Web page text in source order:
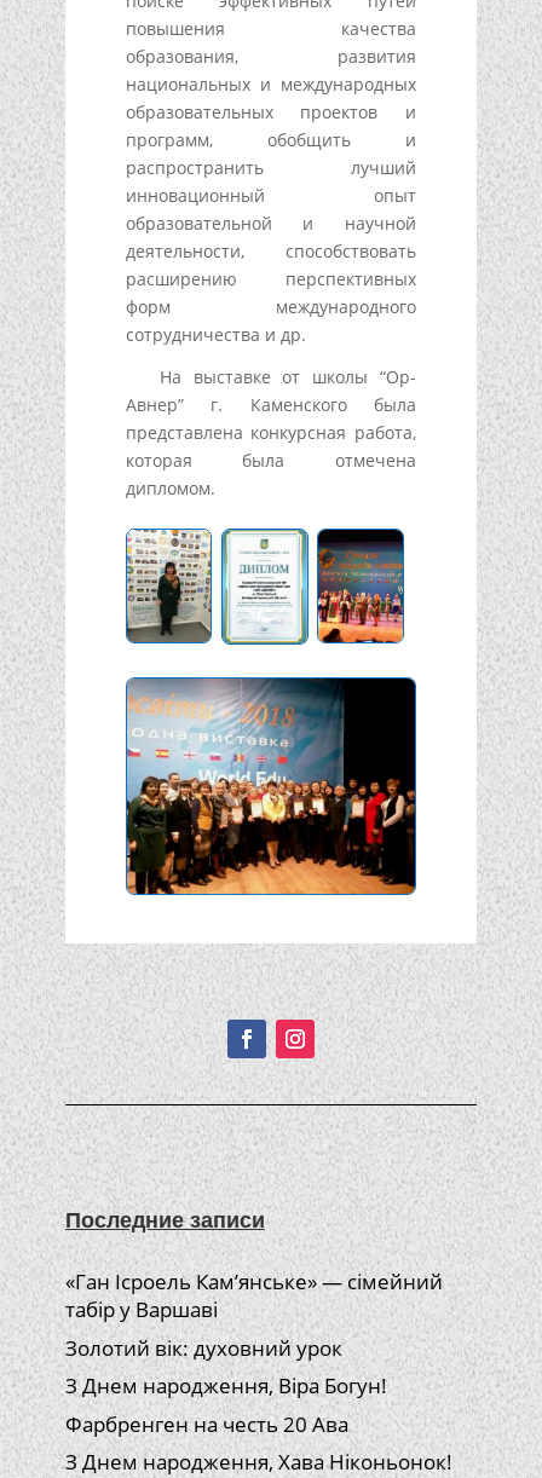
повышения качества
образования, развития
национальных и международных
образовательных проектов и
программ, обобщить и
распространить лучший
инновационный опыт
образовательной и научной
деятельности, способствовать
расширению перспективных
форм международного
сотрудничества и др.
На выставке от школы “Ор-
Авнер” г. Каменского была
представлена конкурсная работа,
которая была отмечена
дипломом.
Подписывайтесь!
Последние записи
«Ган Ісроель Кам’янське» — сімейний
табір у Варшаві
Золотий вік: духовний урок
З Днем народження, Віра Богун!
Фарбренген на честь 20 Ава
З Днем народження, Хава Ніконьонок!